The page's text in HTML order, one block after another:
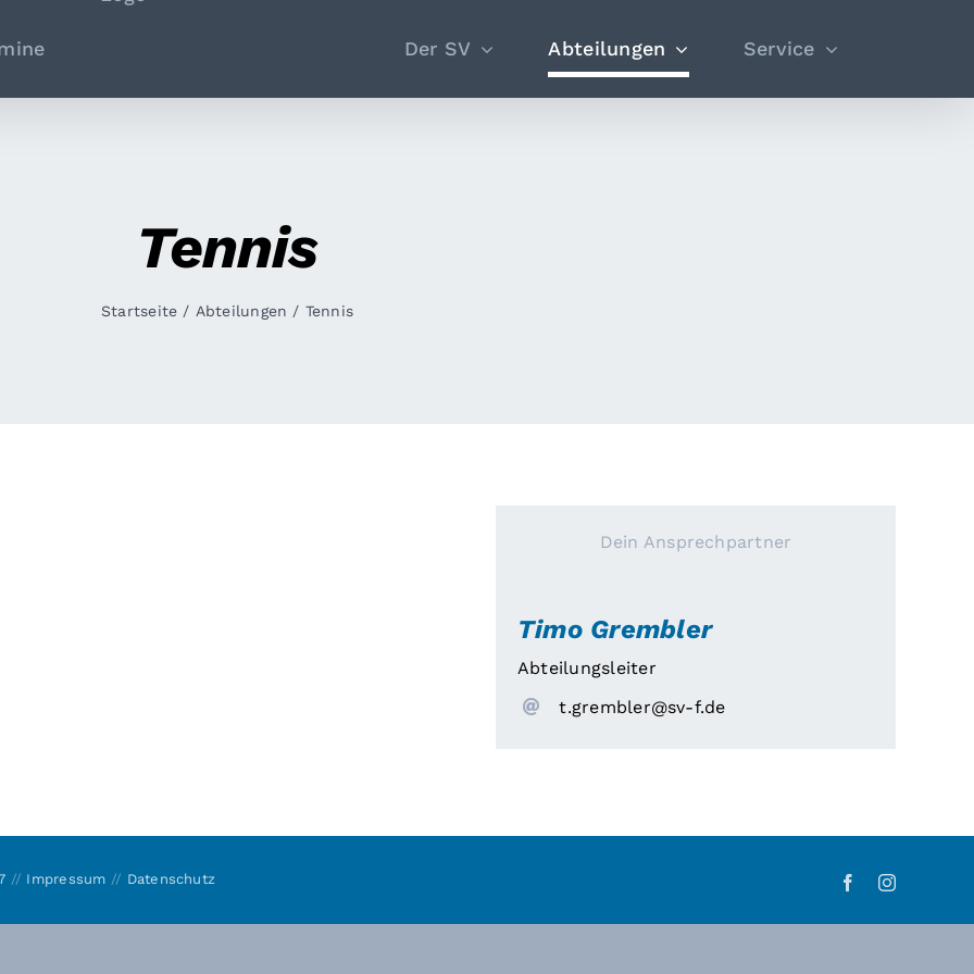
Der SV Abteilungen Service
Tennis
Startseite / Abteilungen / Tennis
Dein Ansprechpartner
Timo Grembler
Abteilungsleiter
ed.f-
vs@re
lbmer
g.t
// Impressum // Datenschutz FacebookInstagram